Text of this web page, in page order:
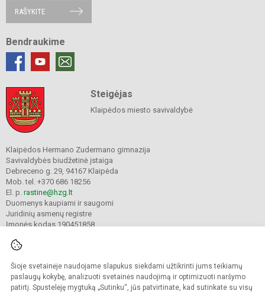
Šioje svetainėje naudojame slapukus siekdami užtikrinti jums teikiamų
paslaugų kokybę, analizuoti svetainės naudojimą ir optimizuoti naršymo
patirtį. Spustelėję mygtuką „Sutinku“, jūs patvirtinate, kad sutinkate su visų
RAŠYKITE
Bendraukime
Steigėjas
Klaipėdos miesto savivaldybė
Klaipėdos Hermano Zudermano gimnazija
Savivaldybės biudžetinė įstaiga
Debreceno g. 29, 94167 Klaipėda
Mob. tel. +370 686 18256
El. p. rastine@hzg.lt
Duomenys kaupiami ir saugomi
Juridinių asmenų registre
Įmonės kodas 190451858
© 2022. Klaipėdos Hermano Zudermano gimnazija. Visos teisės saugomos.
Kopijuoti turinį be raštiško gimnazijos sutikimo griežtai draudžiama.
Prieinamumo paraiška Slapukų valdymas